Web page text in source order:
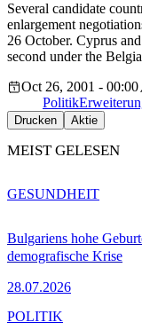
Several candidate
enlargement
26 October. Cyprus
second under the
Oct 26, 2001 - 00:00
Politik
Drucken Aktie
MEIST GELESEN
Bulgariens hohe
demografische Krise
28.07.2026
GESUNDHEIT
POLITIK